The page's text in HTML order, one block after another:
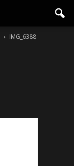
IMG_6388